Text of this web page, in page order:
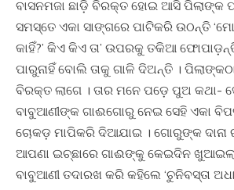
ବାସନମଜା ଛାଡି଼ ବିରକ୍ତ ହୋଇ ଆସି ପିଲାଙ୍କ
ସମସ୍ତେ ଏକା ସାଙ୍ଗରେ ପାଟିକରି ଉଠନ୍ତି
କାହିଁ?’ କିଏ କିଏ ତା’ ଉପରକୁ ତକିଆ
ପାରୁନାହିଁ ବୋଲି ତାକୁ ଗାଳି ଦିଅନ୍ତି ।
ବିରକ୍ତ ଲାଗେ । ତାର ମନେ ପଡ଼େ ପୁଅ କଥା-
ବାବୁଆଣୀଙ୍କ ଗାଈଗୋରୁ ନେଇ ସେହି ଏକା
ଚୋକଡ଼ ମାପିକରି ଦିଆଯାଇ । ଗୋରୁଙ୍କ ଦାନା
ଆପଣା ଇଚ୍ଛାରେ ଗାଈଙ୍କୁ କେଇଦିନ
ବାବୁଆଣୀ ତଦାରଖ କରି କହିଲେ ‘ଚୁନିବସ୍ତା